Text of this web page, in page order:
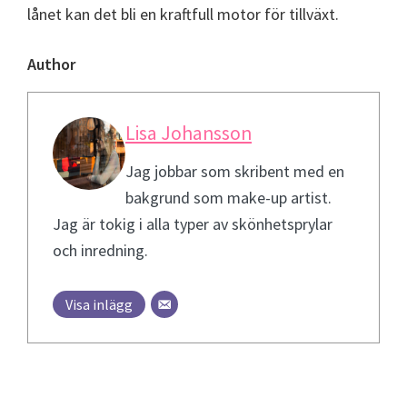
lånet kan det bli en kraftfull motor för tillväxt.
Author
Lisa Johansson
Jag jobbar som skribent med en
bakgrund som make-up artist.
Jag är tokig i alla typer av skönhetsprylar
och inredning.
Visa inlägg